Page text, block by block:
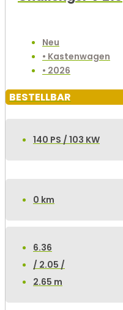
Neu
• Kastenwagen
• 2026
BESTELLBAR
140 PS / 103 KW
0 km
6.36
/ 2.05 /
2.65 m